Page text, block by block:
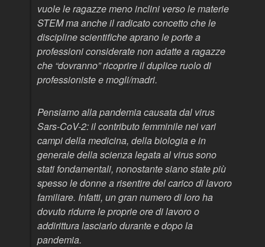
vuole le ragazze meno inclini verso le materie
STEM ma anche il radicato concetto che le
discipline scientifiche aprano le porte a
professioni considerate non adatte a ragazze
che “dovranno” ricoprire il duplice ruolo di
professioniste e mogli/madri.
Pensiamo alla pandemia causata dal virus
Sars-CoV-2: il contributo femminile nei vari
campi della medicina, della biologia e in
generale della scienza legata al virus sono
stati fondamentali, nonostante siano state più
spesso le donne a risentire del carico di lavoro
familiare. Infatti, un gran numero di loro ha
dovuto ridurre le proprie ore di lavoro o
addirittura lasciarlo durante e dopo la
pandemia.